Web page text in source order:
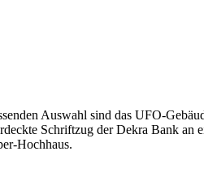
Auswahl sind das UFO-
Schriftzug der Dekra Bank an
Hochhaus.